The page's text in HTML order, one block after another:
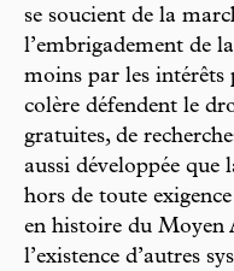
se soucient de la
l’embrigadement de
moins par les intérêts
colère défendent le
gratuites, de
aussi développée
hors de toute
en histoire du Moyen
l’existence d’autres